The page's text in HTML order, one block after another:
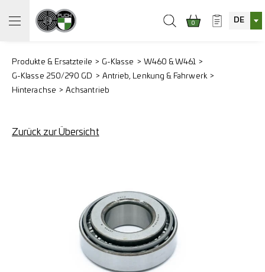
0 DE
Produkte & Ersatzteile G-Klasse
W460 & W461
G-Klasse 250/290 GD
Antrieb, Lenkung & Fahrwerk
Hinterachse
Achsantrieb
Zurück zur Übersicht